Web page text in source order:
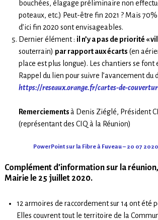
bouchées, élagage préliminaire non
poteaux, etc.) Peut-être fin 2021 ? Mais
d’ici fin 2020 sont envisageables.
Dernier élément : il n’y a pas de priorité «
souterrain) par rapport aux écarts (en
place est plus longue). Les chantiers se font
Rappel du lien pour suivre l’avancement du
https://reseaux.orange.fr/cartes-de-
Remerciementsà Denis Ziéglé, Président
(représentant des CIQ à la Réunion)
PowerPoint sur la Fibre à Fuveau – 20 07 2020
Complément d’information sur la
Mairiele 25 juillet 2020.
12 armoires de raccordement sur 14 ont été
Elles couvrent tout le territoire de la